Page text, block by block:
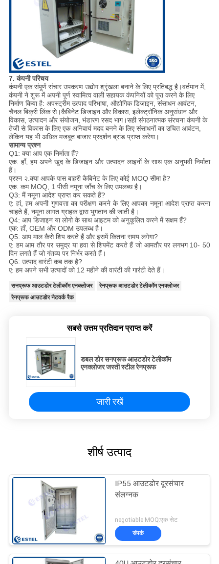
7. कंपनी परिचय
कंपनी एक संपूर्ण संचार उपकरण उद्योग श्रृंखला बनाने के लिए प्रतिबद्ध है।वर्तमान में,
कंपनी ने शुरू में अपनी पूर्ण स्वामित्व वाली सहायक कंपनियों को पूरा करने के लिए
निर्माण किया है: अपस्ट्रीम उत्पाद परिभाषा, औद्योगिक डिजाइन, संसाधन आवंटन,
चैनल बिक्री लिंक से।कैबिनेट डिजाइन और विकास, इलेक्ट्रॉनिक अनुसंधान और
विकास, उत्पादन और संयोजन, भंडारण रसद भाग।सही संगठनात्मक संरचना कंपनी के
तेजी से विकास के लिए एक अनिवार्य मदद बनने के लिए संसाधनों का उचित आवंटन,
लेकिन यह भी अधिक मजबूत बाजार प्रदर्शन ब्रांड प्राप्त करेगा।
सामान्य प्रश्न
Q1: क्या आप एक निर्माता हैं?
एक: हाँ, हम अपने खुद के डिजाइन और उत्पादन लाइनों के साथ एक अनुभवी निर्माता
हैं।
प्रश्न २.क्या आपके पास बाहरी कैबिनेट के लिए कोई MOQ सीमा है?
एक: कम MOQ, 1 पीसी नमूना जाँच के लिए उपलब्ध है।
Q3: मैं नमूना आदेश प्राप्त कर सकते हैं?
ए: हां, हम अपनी गुणवत्ता का परीक्षण करने के लिए आपका नमूना आदेश प्राप्त करना
चाहते हैं, नमूना लागत ग्राहक द्वारा भुगतान की जाती है।
Q4: आप डिजाइन या लोगो के साथ आइटम को अनुकूलित करने में सक्षम हैं?
एक: हाँ, OEM और ODM उपलब्ध है।
Q5: आप माल कैसे शिप करते हैं और इसमें कितना समय लगेगा?
ए: हम आम तौर पर समुद्र या हवा से शिपमेंट करते हैं जो आमतौर पर लगभग 10- 50
दिन लगते हैं जो गंतव्य पर निर्भर करते हैं।
Q6: उत्पाद वारंटी कब तक है?
ए: हम अपने सभी उत्पादों को 12 महीने की वारंटी की गारंटी देते हैं।
सनप्रूफ आउटडोर टेलीकॉम एनक्लोजर
रेनप्रूफ आउटडोर टेलीकॉम एनक्लोजर
रेनप्रूफ आउटडोर नेटवर्क रैक
सबसे उत्तम प्रतिदान प्राप्त करें
डबल डोर सनप्रूफ आउटडोर टेलीकॉम
एनक्लोजर जस्ती स्टील रेनप्रूफ
जारी रखें
शीर्ष उत्पाद
IP55 आउटडोर दूरसंचार
संलग्नक
negotiable MOQ:एक सेट
संपर्क